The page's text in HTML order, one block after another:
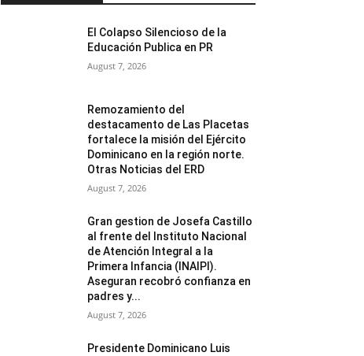
El Colapso Silencioso de la
Educación Publica en PR
August 7, 2026
Remozamiento del
destacamento de Las Placetas
fortalece la misión del Ejército
Dominicano en la región norte.
Otras Noticias del ERD
August 7, 2026
Gran gestion de Josefa Castillo
al frente del Instituto Nacional
de Atención Integral a la
Primera Infancia (INAIPI).
Aseguran recobró confianza en
padres y...
August 7, 2026
Presidente Dominicano Luis